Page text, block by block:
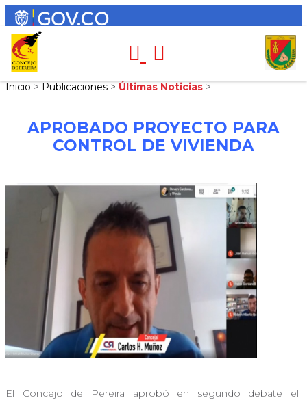
Inicio > Publicaciones > Últimas Noticias >
APROBADO PROYECTO PARA
CONTROL DE VIVIENDA
El Concejo de Pereira aprobó en segundo debate el